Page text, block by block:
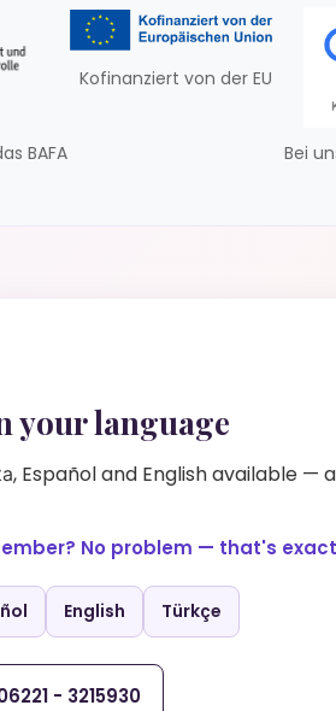
BAFA
Kofinanziert von der EU
Bei
your language
Español and English available —
No problem — that's
English Türkçe
- 3215930